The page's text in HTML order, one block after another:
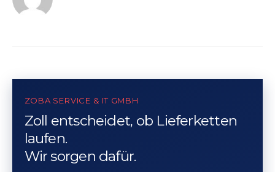
ZOBA SERVICE & IT GMBH
Zoll entscheidet, ob Lieferketten
laufen.
Wir sorgen dafür.